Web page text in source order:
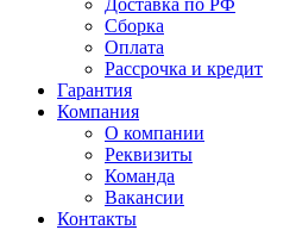
Доставка по РФ
Сборка
Оплата
Рассрочка и кредит
Гарантия
Компания
О компании
Реквизиты
Команда
Вакансии
Контакты